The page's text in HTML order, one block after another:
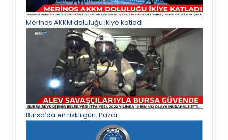
Merinos AKKM doluluğu ikiye katladı
Bursa’da en riskli gün: Pazar